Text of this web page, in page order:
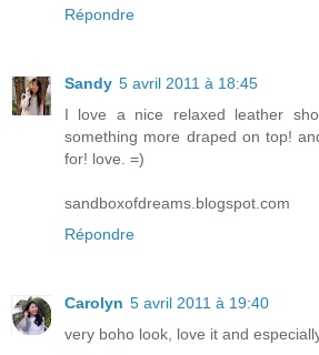
Répondre
Sandy 5 avril 2011 à 18:45
I love a nice relaxed leather
something more draped on top!
for! love. =)
sandboxofdreams.blogspot.com
Répondre
Carolyn 5 avril 2011 à 19:40
very boho look, love it and